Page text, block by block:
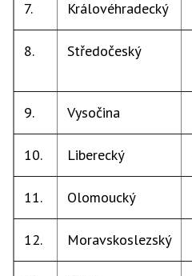
7. Královéhradecký
8. Středočeský
9. Vysočina
10. Liberecký
11. Olomoucký
12. Moravskoslezský